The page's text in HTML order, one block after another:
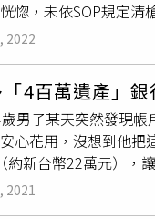
，自1995年以來，
被關押在艾斯康比亞
惚，未依SOP規定
警今日上午準備前往
跳，辦公室其他同仁
規定清槍，將依「警
督不周人員負連帶責
2022
4百萬遺產」
男子某天突然發現
心花用，沒想到他
約新台幣22萬元），
）去年12
那是一筆繼承的遺產
2021